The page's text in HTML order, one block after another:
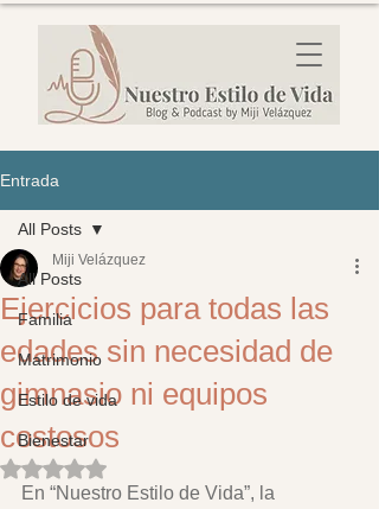
Entrada
All Posts
Familia
Matrimonio
Estilo de vida
Bienestar
All Posts
Ejercicios para todas las
edades sin necesidad de
gimnasio ni equipos
costosos
Miji Velázquez
Obtuvo NaN de 5 estrellas.
En “Nuestro Estilo de Vida”, la